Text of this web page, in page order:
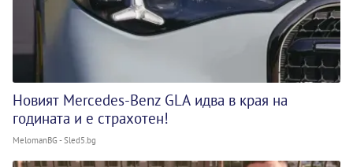
Новият Mercedes-Benz GLA идва в края на
годината и е страхотен!
MelomanBG - Sled5.bg